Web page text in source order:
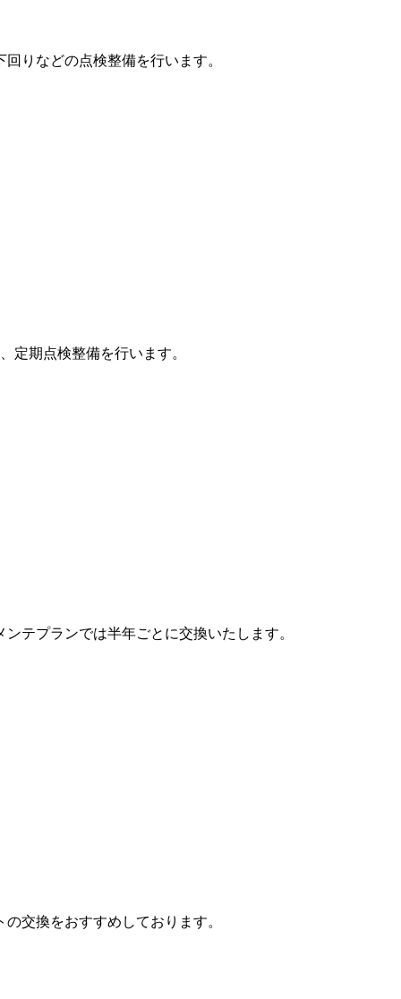
りなどの点検整備を行います。
定期点検整備を行います。
テプランでは半年ごとに交換いたします。
交換をおすすめしております。